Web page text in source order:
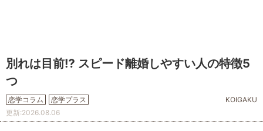
別れは目前⁉ スピード離婚しやすい人の特徴5
つ
恋学コラム 恋学プラス
KOIGAKU
更新:2026.08.06